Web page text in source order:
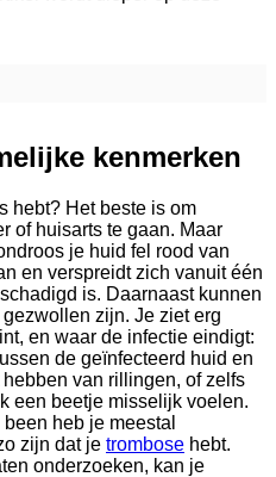
kenmerken
hebt? Het beste is om
of huisarts te gaan. Maar
je huid fel rood van
en verspreidt zich vanuit één
is. Daarnaast kunnen
zijn. Je ziet erg
en waar de infectie eindigt:
de geïnfecteerd huid en
van rillingen, of zelfs
een beetje misselijk voelen.
heb je meestal
zijn dat je trombose hebt.
onderzoeken, kan je